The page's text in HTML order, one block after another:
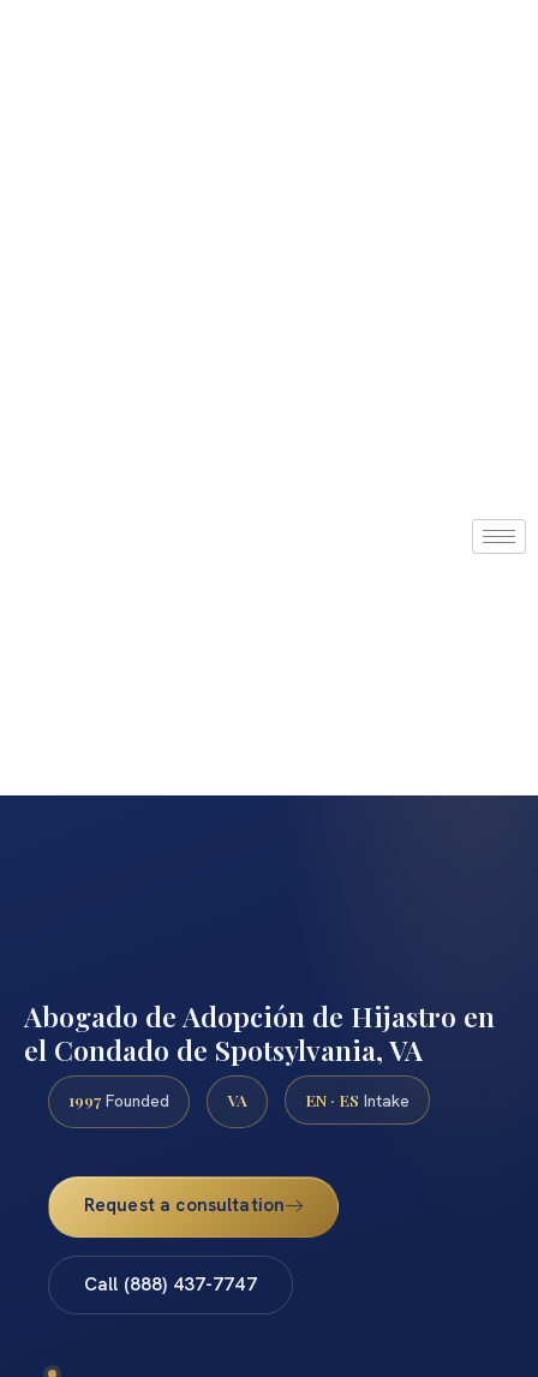
Abogado de Adopción de Hijastro en
el Condado de Spotsylvania, VA
1997 Founded VA EN · ES Intake
Request a consultation
Call (888) 437-7747